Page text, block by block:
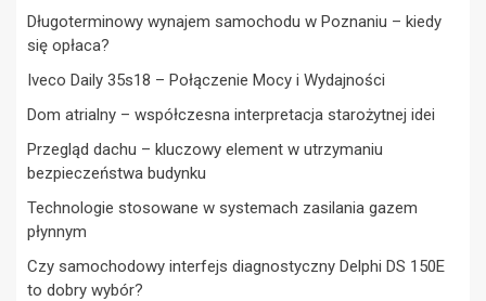
Długoterminowy wynajem samochodu w Poznaniu – kiedy
się opłaca?
Iveco Daily 35s18 – Połączenie Mocy i Wydajności
Dom atrialny – współczesna interpretacja starożytnej idei
Przegląd dachu – kluczowy element w utrzymaniu
bezpieczeństwa budynku
Technologie stosowane w systemach zasilania gazem
płynnym
Czy samochodowy interfejs diagnostyczny Delphi DS 150E
to dobry wybór?